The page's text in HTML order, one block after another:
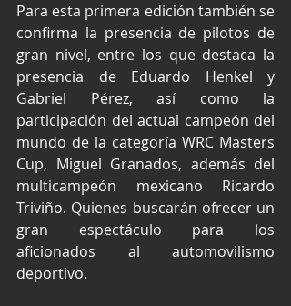
Para esta primera edición también se
confirma la presencia de pilotos de
gran nivel, entre los que destaca la
presencia de Eduardo Henkel y
Gabriel Pérez, así como la
participación del actual campeón del
mundo de la categoría WRC Masters
Cup, Miguel Granados, además del
multicampeón mexicano Ricardo
Triviño. Quienes buscarán ofrecer un
gran espectáculo para los
aficionados al automovilismo
deportivo.